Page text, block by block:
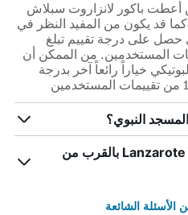
أعطت باكور لانزاروت سبلاش
درجة تقييم وسطية تبلغ 8.3/10كما قد يكون من المفيد النظر في
حصل على درجة تقييم تبلغ
2,417 من تقييمات المستخدمين. من الممكن أن
خياراً رائعاً آخر بدرجة
النبوي؟
ما هو الفندق الجيد في Lanzarote Buceo بالقرب من
الشائعة